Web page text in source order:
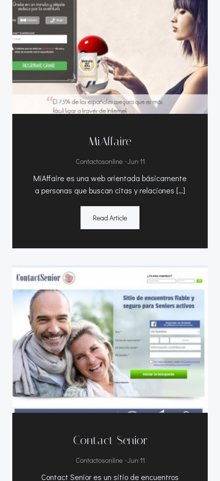
MiAffaire
Contactosonline -Jun 11
MiAffaire es una web orientada básicamente
a personas que buscan citas y relaciones […]
Read Article
Contact Senior
Contactosonline -Jun 11
Contact Senior es un sitio de encuentros